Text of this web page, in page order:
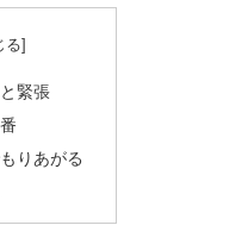
緊張
りあがる